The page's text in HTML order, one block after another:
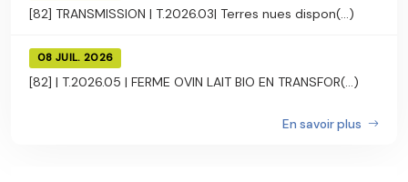
[82] TRANSMISSION | T.2026.03| Terres nues dispon(...)
08 JUIL. 2026
[82] | T.2026.05 | FERME OVIN LAIT BIO EN TRANSFOR(...)
En savoir plus